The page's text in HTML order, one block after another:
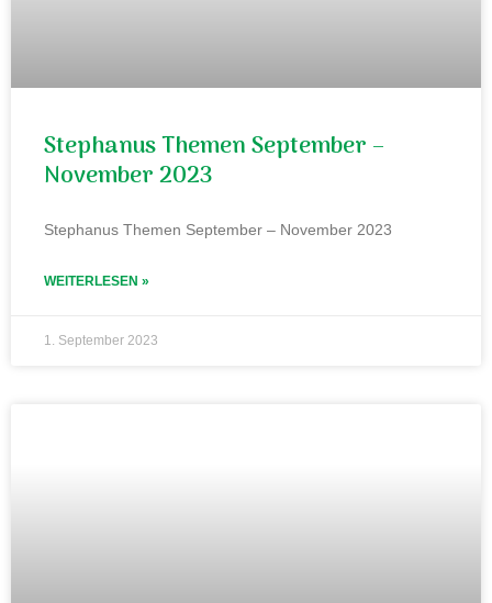
Stephanus Themen September –
November 2023
Stephanus Themen September – November 2023
WEITERLESEN »
1. September 2023